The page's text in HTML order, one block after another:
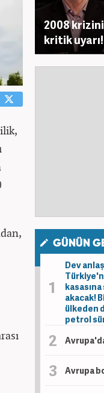
2008
kritik
GÜNÜN
Dev
akacak!
ülkeden
petrol